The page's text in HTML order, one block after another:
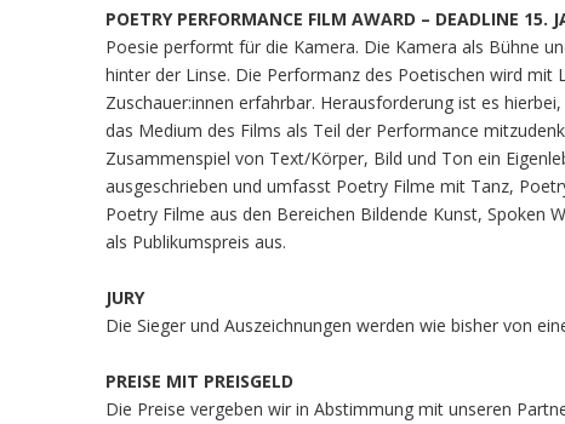
POETRY PERFORMANCE FILM AWARD – DEADLINE
Poesie performt für die Kamera. Die Kamera als Bühne
hinter der Linse. Die Performanz des Poetischen wird
Zuschauer:innen erfahrbar. Herausforderung ist es
das Medium des Films als Teil der Performance
Zusammenspiel von Text/Körper, Bild und Ton ein
ausgeschrieben und umfasst Poetry Filme mit Tanz,
Poetry Filme aus den Bereichen Bildende Kunst, Spoken
als Publikumspreis aus.
JURY
Die Sieger und Auszeichnungen werden wie bisher von
PREISE MIT PREISGELD
Die Preise vergeben wir in Abstimmung mit unseren